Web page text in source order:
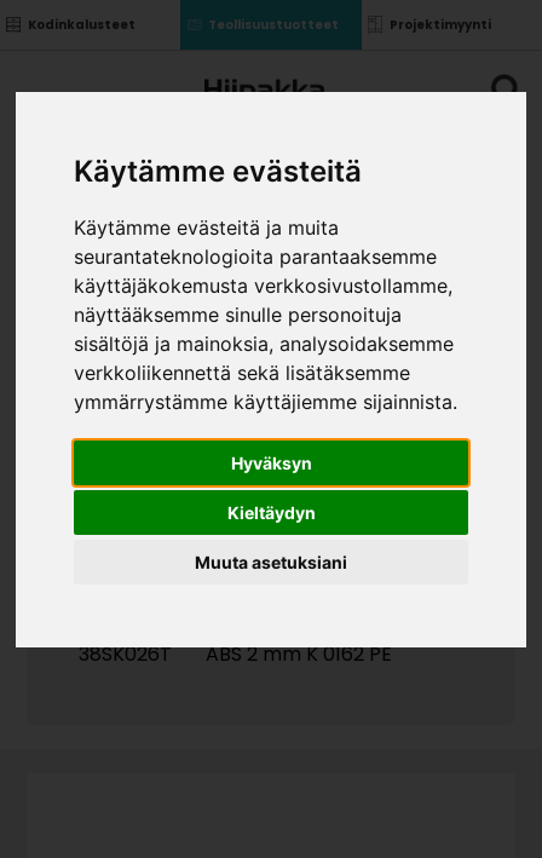
Käytämme evästeitä
Käytämme evästeitä ja muita
seurantateknologioita parantaaksemme
käyttäjäkokemusta verkkosivustollamme,
näyttääksemme sinulle personoituja
sisältöjä ja mainoksia, analysoidaksemme
verkkoliikennettä sekä lisätäksemme
ymmärrystämme käyttäjiemme sijainnista.
Hyväksyn
Kieltäydyn
Muuta asetuksiani
Kodinkalusteet Teollisuustuotteet Projektimyynti
LAMINAATTITASO TUMMA
MARMORI K026 SU
Teollisuustuotteet»Levytuotteet»Laminaattitasot
»Laminaattitaso Tumma Marmori K026 SU
KOKO
38SK026T
ABS 2 mm K 0162 PE